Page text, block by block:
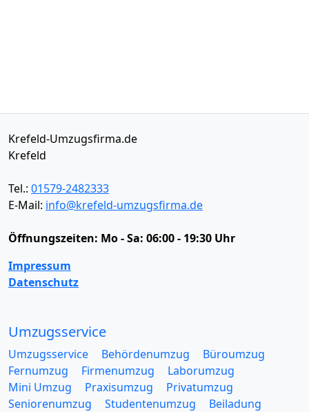
Krefeld-Umzugsfirma.de
Krefeld
Tel.: 01579-2482333
E-Mail: info@krefeld-umzugsfirma.de
Öffnungszeiten: Mo - Sa: 06:00 - 19:30 Uhr
Impressum
Datenschutz
Umzugsservice
Umzugsservice Behördenumzug
Büroumzug
Fernumzug
Firmenumzug
Laborumzug
Mini Umzug
Praxisumzug
Privatumzug
Seniorenumzug
Studentenumzug
Beiladung